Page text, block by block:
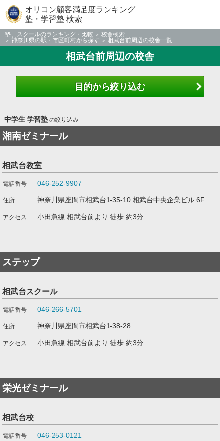
オリコン顧客満足度ランキング
塾・学習塾 検索
塾、スクールのランキング・比較
校舎検索
神奈川県の駅・市区町村から探す
相武台前周辺の校舎一覧
相武台前周辺の校舎
目的から絞り込む
中学生 学習塾の絞り込み
湘南ゼミナール
相武台教室
046-252-9907
神奈川県座間市相武台1-35-10 相武台中央企業ビル 6F
小田急線 相武台前より 徒歩 約3分
ステップ
相武台スクール
046-266-5701
神奈川県座間市相武台1-38-28
小田急線 相武台前より 徒歩 約3分
栄光ゼミナール
相武台校
046-253-0121